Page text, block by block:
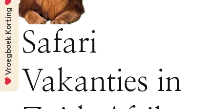
Safari
Vakanties in
Vroegboek Korting